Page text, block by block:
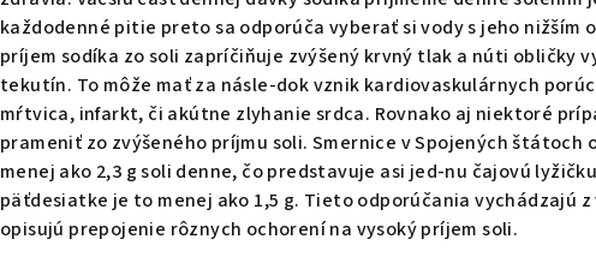
každodenné pitie preto sa odporúča vyberať si vody s jeho nižším
príjem sodíka zo soli zapríčiňuje zvýšený krvný tlak a núti obličky
tekutín. To môže mať za násle-dok vznik kardiovaskulárnych
mŕtvica, infarkt, či akútne zlyhanie srdca. Rovnako aj niektoré
prameniť zo zvýšeného príjmu soli. Smernice v Spojených štátoch
menej ako 2,3 g soli denne, čo predstavuje asi jed-nu čajovú
päťdesiatke je to menej ako 1,5 g. Tieto odporúčania vychádzajú
opisujú prepojenie rôznych ochorení na vysoký príjem soli.